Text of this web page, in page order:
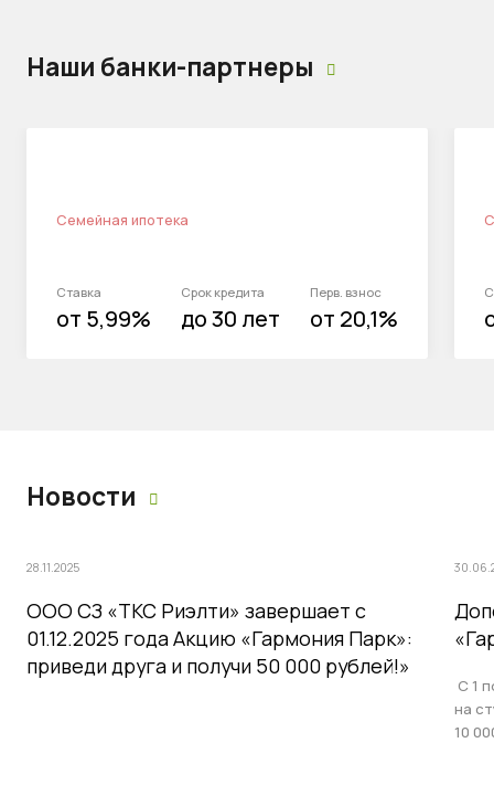
Наши банки-партнеры
Семейная ипотека
Ставка
от 5,99%
Срок кредита
до 30 лет
Перв. взнос
от 20,1%
Новости
28.11.2025
ООО СЗ «ТКС Риэлти» завершает с
01.12.2025 года Акцию «Гармония Парк»:
приведи друга и получи 50 000 рублей!»
С 1
на
10